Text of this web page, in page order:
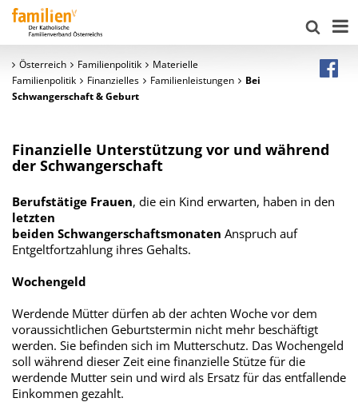
Österreich Familienpolitik
Materielle
Familienpolitik
Finanzielles Familienleistungen
Bei
Schwangerschaft & Geburt
Finanzielle Unterstützung vor und während
der Schwangerschaft
Berufstätige Frauen, die ein Kind erwarten, haben in den
letzten
beiden Schwangerschaftsmonaten Anspruch auf
Entgeltfortzahlung ihres Gehalts.
Wochengeld
Werdende Mütter dürfen ab der achten Woche vor dem
voraussichtlichen Geburtstermin nicht mehr beschäftigt
werden. Sie befinden sich im Mutterschutz. Das Wochengeld
soll während dieser Zeit eine finanzielle Stütze für die
werdende Mutter sein und wird als Ersatz für das entfallende
Einkommen gezahlt.